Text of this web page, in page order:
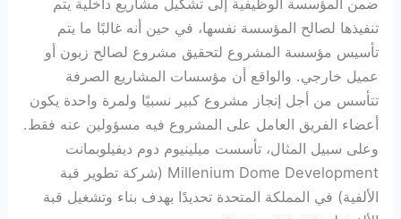
تنفيذها لصالح المؤسسة نفسها، في حين أنه غالبًا ما يتم
تأسيس مؤسسة المشروع لتحقيق مشروع لصالح زبون أو
عميل خارجي. والواقع أن مؤسسات المشاريع الصرفة
تتأسس من أجل إنجاز مشروع كبير نسبيًا ولمرة واحدة يكون
أعضاء الفريق العامل على المشروع فيه مسؤولين عنه فقط.
وعلى سبيل المثال، تأسست ميلينيوم دوم ديفيلوبمانت
Millenium Dome Development (شركة تطوير قبة
الألفية) في المملكة المتحدة تحديدًا بهدف بناء وتشغيل قبة